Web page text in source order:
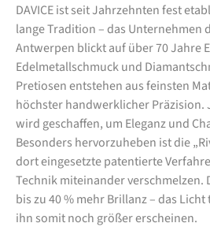
DAVICE ist seit Jahrzehnten fest
lange Tradition – das Unternehmen
Antwerpen blickt auf über 70 Jahre
Edelmetallschmuck und
Pretiosen entstehen aus feinsten
höchster handwerklicher Präzision.
wird geschaffen, um Eleganz und
Besonders hervorzuheben ist die
dort eingesetzte patentierte
Technik miteinander verschmelzen.
bis zu 40 % mehr Brillanz – das
ihn somit noch größer erscheinen.